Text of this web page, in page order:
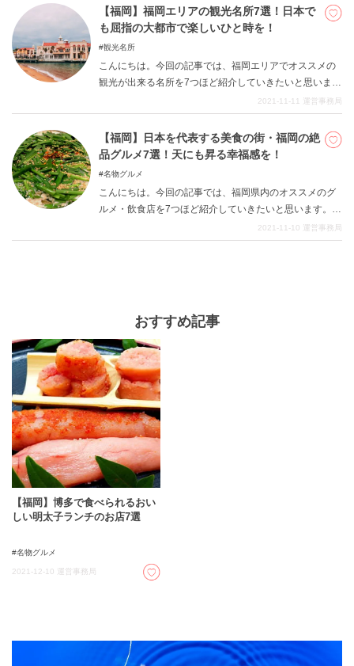
くれるような魅力的なスポットが多いことも特徴的で
す。福岡県の開放感あふれる風土や、都会の中に混在す
ても撮って楽しいものとなっています。是非今回の記事
を参考にして、写真を楽しみつつ観光も共に満喫して貰
【福岡】福岡エリアの観光名所7選！日本で
も屈指の大都市で楽しいひと時を！
観光名所
こんにちは。今回の記事では、福岡エリアでオススメの
観光が出来る名所を7つほど紹介していきたいと思いま
す。福岡エリアは大阪や東京に次いで、日本でも屈指の
大都市となっており、県外からも非常に多くの観光客の
方を招き入れています。グルメも美味しい一方で、しっ
かりと観光して楽しい、思い出作りが出来る楽しいスポ
2021-11-11 運営事務局
【福岡】日本を代表する美食の街・福岡の絶
品グルメ7選！天にも昇る幸福感を！
名物グルメ
こんにちは。今回の記事では、福岡県内のオススメのグ
ルメ・飲食店を7つほど紹介していきたいと思います。福
岡県内は、多くの人に周知されているように言わずと知
れたグルメの街となっています。九州地方の地の物も豊
ただけないお食事を食べて極上のひと時を過ごしましょ
う。
2021-11-10 運営事務局
おすすめ記事
【福岡】博多で食べられるおい
しい明太子ランチのお店7選
名物グルメ
2021-12-10 運営事務局